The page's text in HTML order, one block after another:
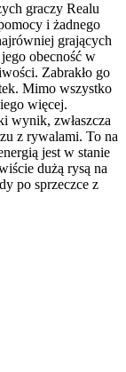
graczy Realu
i żadnego
grających
obecność w
Zabrakło go
Mimo wszystko
więcej.
wynik, zwłaszcza
z rywalami. To na
jest w stanie
dużą rysą na
po sprzeczce z